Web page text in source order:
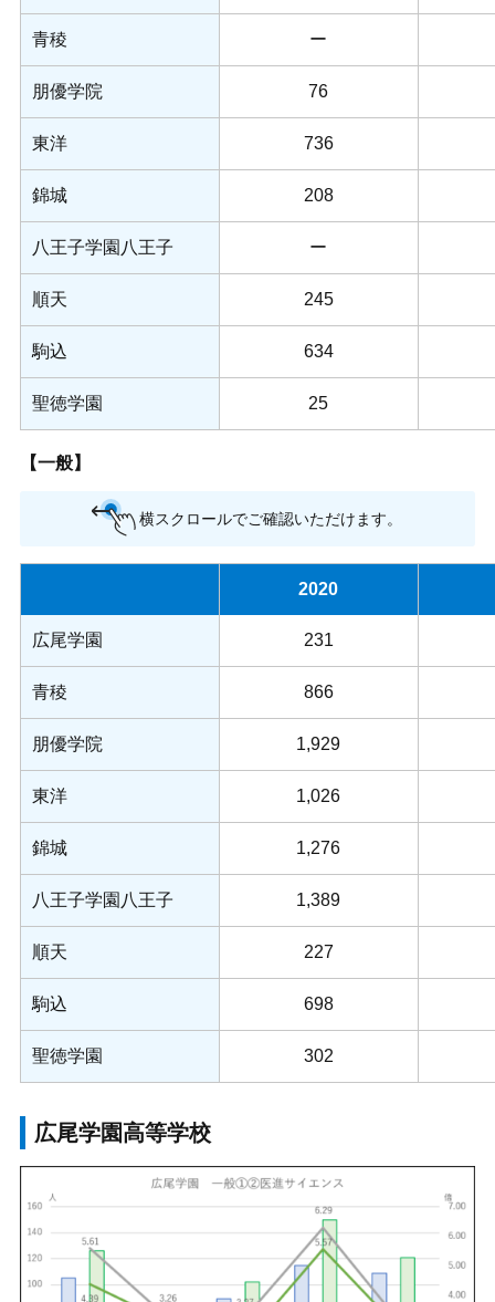
青稜 ー
朋優学院 76
東洋 736
錦城 208
八王子学園八王子 ー
順天 245
駒込 634
聖徳学園 25
【一般】
横スクロールでご確認いただけます。
2020
広尾学園 231
青稜 866
朋優学院 1,929
東洋 1,026
錦城 1,276
八王子学園八王子 1,389
順天 227
駒込 698
聖徳学園 302
広尾学園高等学校